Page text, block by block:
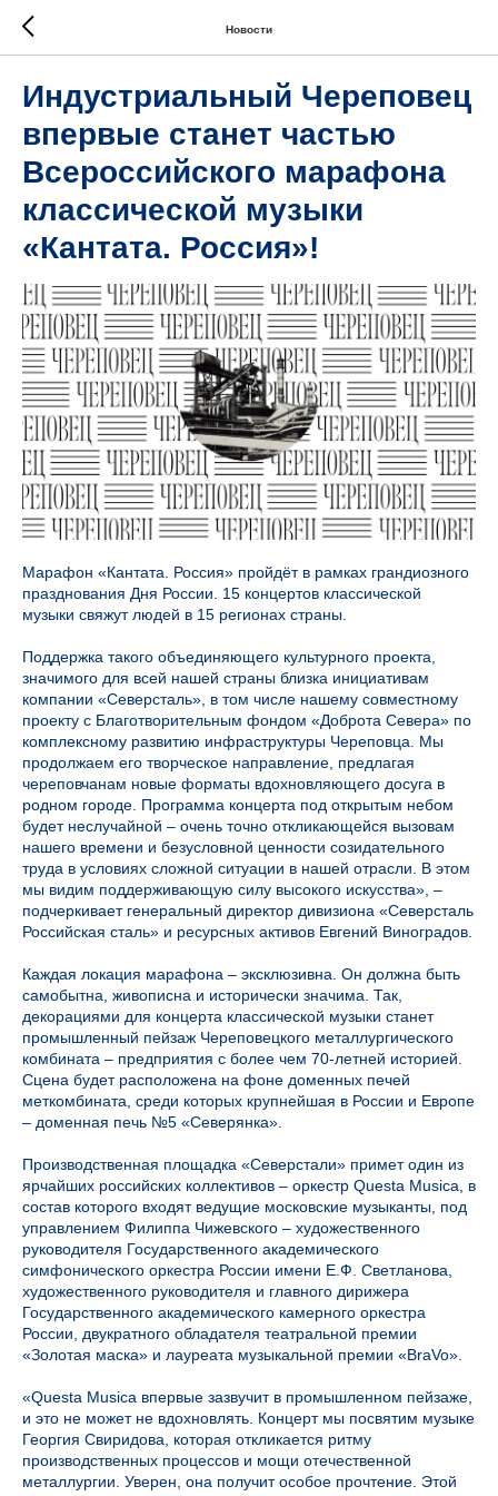
Новости
Индустриальный Череповец
впервые станет частью
Всероссийского марафона
классической музыки
«Кантата. Россия»!
Марафон «Кантата. Россия» пройдёт в рамках грандиозного
празднования Дня России. 15 концертов классической
музыки свяжут людей в 15 регионах страны.
Поддержка такого объединяющего культурного проекта,
значимого для всей нашей страны близка инициативам
компании «Северсталь», в том числе нашему совместному
проекту с Благотворительным фондом «Доброта Севера» по
комплексному развитию инфраструктуры Череповца. Мы
продолжаем его творческое направление, предлагая
череповчанам новые форматы вдохновляющего досуга в
родном городе. Программа концерта под открытым небом
будет неслучайной – очень точно откликающейся вызовам
нашего времени и безусловной ценности созидательного
труда в условиях сложной ситуации в нашей отрасли. В этом
мы видим поддерживающую силу высокого искусства», –
подчеркивает генеральный директор дивизиона «Северсталь
Российская сталь» и ресурсных активов Евгений Виноградов.
Каждая локация марафона – эксклюзивна. Он должна быть
самобытна, живописна и исторически значима. Так,
декорациями для концерта классической музыки станет
промышленный пейзаж Череповецкого металлургического
комбината – предприятия с более чем 70-летней историей.
Сцена будет расположена на фоне доменных печей
меткомбината, среди которых крупнейшая в России и Европе
– доменная печь №5 «Северянка».
Производственная площадка «Северстали» примет один из
ярчайших российских коллективов – оркестр Questa Musica, в
состав которого входят ведущие московские музыканты, под
управлением Филиппа Чижевского – художественного
руководителя Государственного академического
симфонического оркестра России имени Е.Ф. Светланова,
художественного руководителя и главного дирижера
Государственного академического камерного оркестра
России, двукратного обладателя театральной премии
«Золотая маска» и лауреата музыкальной премии «BraVo».
«Questa Musica впервые зазвучит в промышленном пейзаже,
и это не может не вдохновлять. Концерт мы посвятим музыке
Георгия Свиридова, которая откликается ритму
производственных процессов и мощи отечественной
металлургии. Уверен, она получит особое прочтение. Этой